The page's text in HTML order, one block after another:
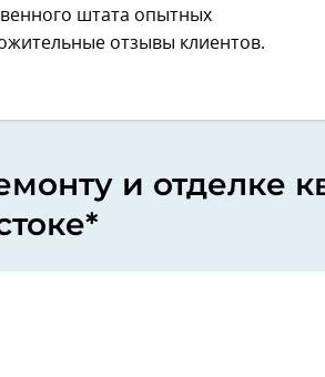
штата опытных
отзывы клиентов.
и отделке